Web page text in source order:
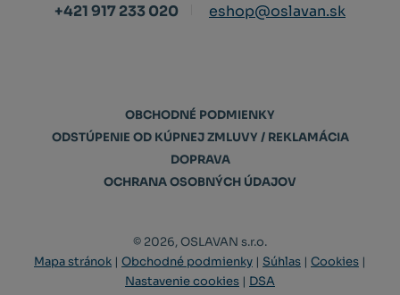
+421 917 233 020
eshop@oslavan.sk
OBCHODNÉ PODMIENKY
ODSTÚPENIE OD KÚPNEJ ZMLUVY / REKLAMÁCIA
DOPRAVA
OCHRANA OSOBNÝCH ÚDAJOV
© 2026, OSLAVAN s.r.o.
Mapa stránok | Obchodné podmienky | Súhlas | Cookies |
Nastavenie cookies | DSA